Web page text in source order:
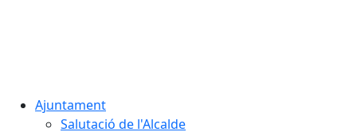
Ajuntament
Salutació de l'Alcalde